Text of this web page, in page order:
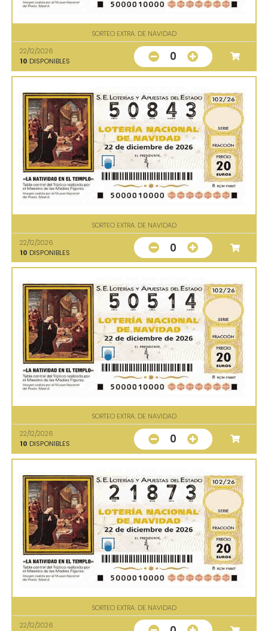
SORTEO EXTRA. DE NAVIDAD
22/12/2026
10 DISPONIBLES 0
SORTEO EXTRA. DE NAVIDAD
22/12/2026
10 DISPONIBLES 0
SORTEO EXTRA. DE NAVIDAD
22/12/2026
10 DISPONIBLES 0
SORTEO EXTRA. DE NAVIDAD
22/12/2026